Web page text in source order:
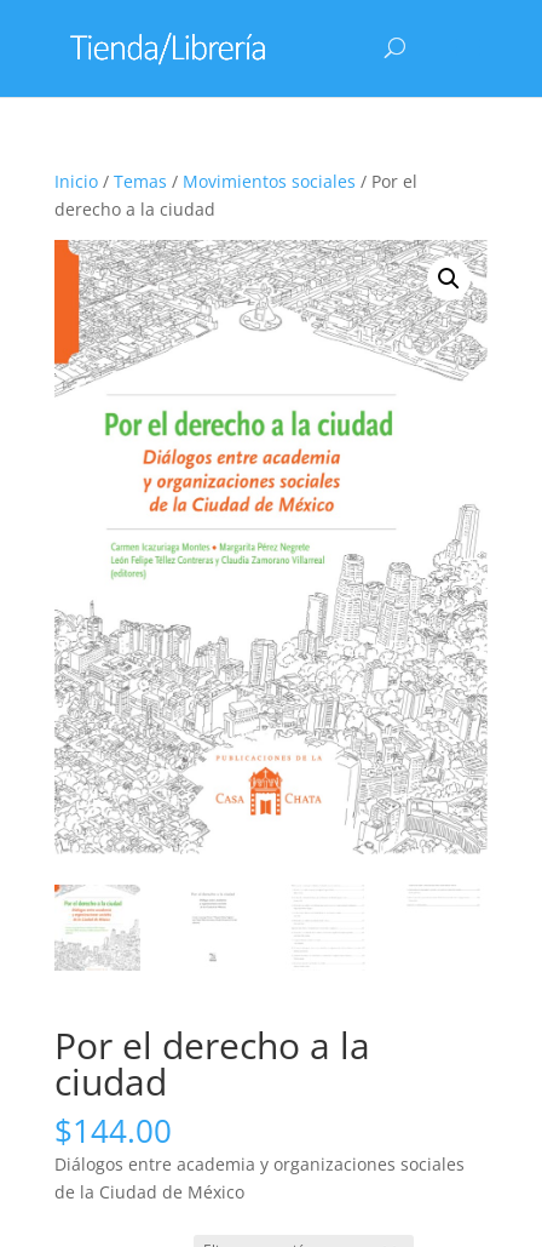
Inicio/ Temas / Movimientos sociales / Por el
derecho a la ciudad
Por el derecho a la
ciudad
$144.00
Diálogos entre academia y organizaciones sociales
de la Ciudad de México